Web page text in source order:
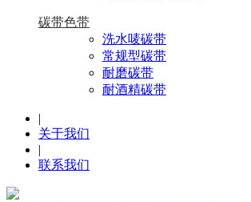
碳带色带
洗水唛碳带
常规型碳带
耐磨碳带
耐酒精碳带
|
关于我们
|
联系我们